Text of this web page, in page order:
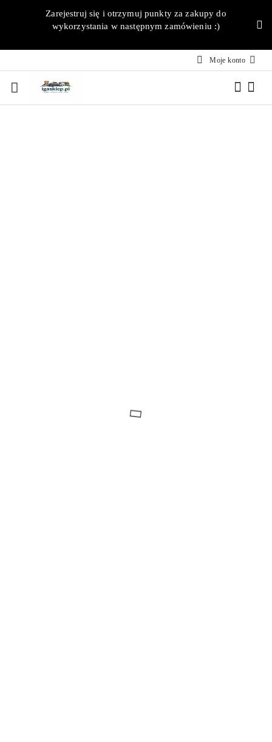
Przejdź do treści głównej
Przejdź do wyszukiwarki
Przejdź do moje konto
Przejdź do menu głównego
Przejdź do opisu produktu
Przejdź do stopki
Zarejestruj się i otrzymuj punkty za zakupy do
wykorzystania w następnym zamówieniu :)
Moje konto